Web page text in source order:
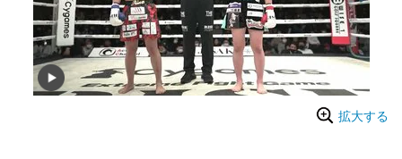
拡大する